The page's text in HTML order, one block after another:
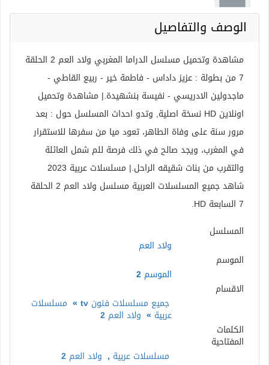
الوصف والتفاصيل
مشاهدة وتحميل مسلسل الدراما المغربي ولاد العم 2 الحلقة
7 من بطولة : عزيز داداس - فاطمة خير - ربيع القاطي -
ماجدولين الادريسي - نفيسة بنشهيدة.| مشاهدة وتحميل
اونلاين HD نسخة اصلية, وتدو احداث المسلسل حول : بعد
مرور سنة على وفاة الطاهر، تعود ميا من سفرها للاستقرار
في المغرب، ويجد صالح في ذلك فرصة للم شمل العائلة
والتقرب من بنات شقيقه الراحل.| مسلسلات عربية 2023
شاهد جميع المسلسلات العربية مسلسل ولاد العم 2 الحلقة
7 السابعة HD.
المسلسل
ولاد العم
الموسم
الموسم 2
الاقسام
جميع مسلسلات فنون tv
» مسلسلات
عربية » ولاد العم 2
الكلمات
المفتاحية
مسلسلات عربية , ولاد العم 2